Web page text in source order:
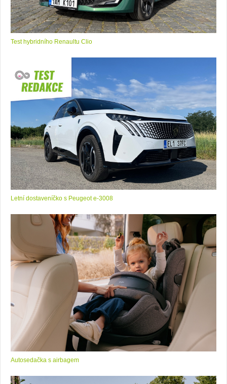
Test hybridního Renaultu Clio
Letní dostaveníčko s Peugeot e-3008
Autosedačka s airbagem